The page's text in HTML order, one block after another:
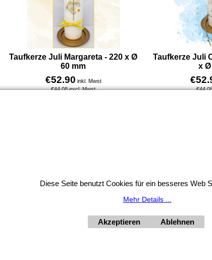
Taufkerze Juli Margareta - 220 x Ø
60 mm
€52.90 inkl. Mwst
€44.08 excl. Mwst
Taufkerze Juli
x Ø
€
€
Dienstag - Freitag 10 - 18 Uhr, Samstag 9 - 12 Uhr.
Diese Seite benutzt Cookies für ein besseres Web
Mehr Details ...
Akzeptieren Ablehnen